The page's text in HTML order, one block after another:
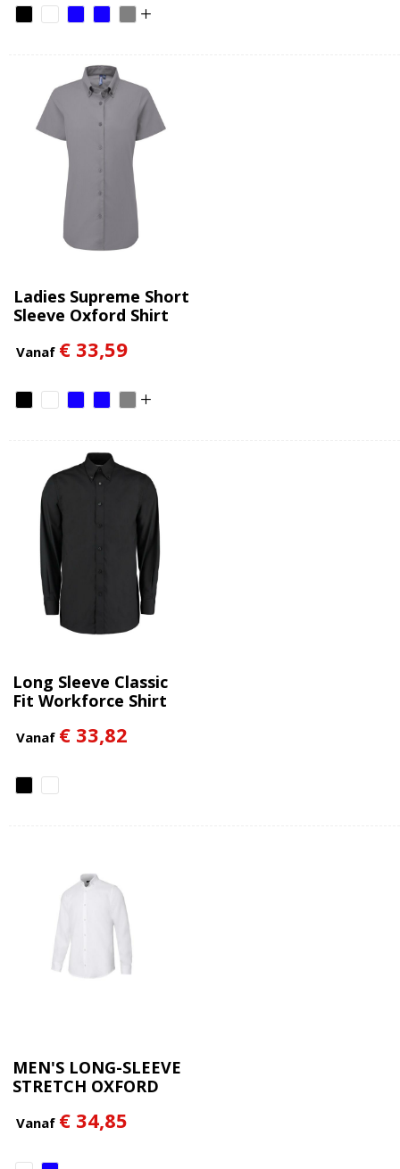
Ladies Supreme Short
Sleeve Oxford Shirt
Vanaf € 33,59
Long Sleeve Classic
Fit Workforce Shirt
Vanaf € 33,82
MEN'S LONG-SLEEVE
STRETCH OXFORD
Vanaf € 34,85